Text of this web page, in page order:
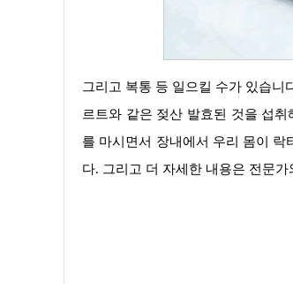
그리고 복통 등 일으킬 수가 있습니다. 이에 대처하는 방법은 유제품을 아예 섭취하지 않거나 유제품을 섭취를 제한하고 요구
르트와 같은 젖산 발효된 것을 섭
를 마시면서 장내에서 우리 몸이 락
다. 그리고 더 자세한 내용은 전문